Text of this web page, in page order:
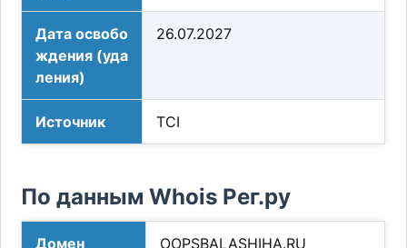
Дата освобо
ждения (уда
ления)
26.07.2027
Источник TCI
По данным Whois Рег.ру
Домен OOPSBALASHIHA.RU